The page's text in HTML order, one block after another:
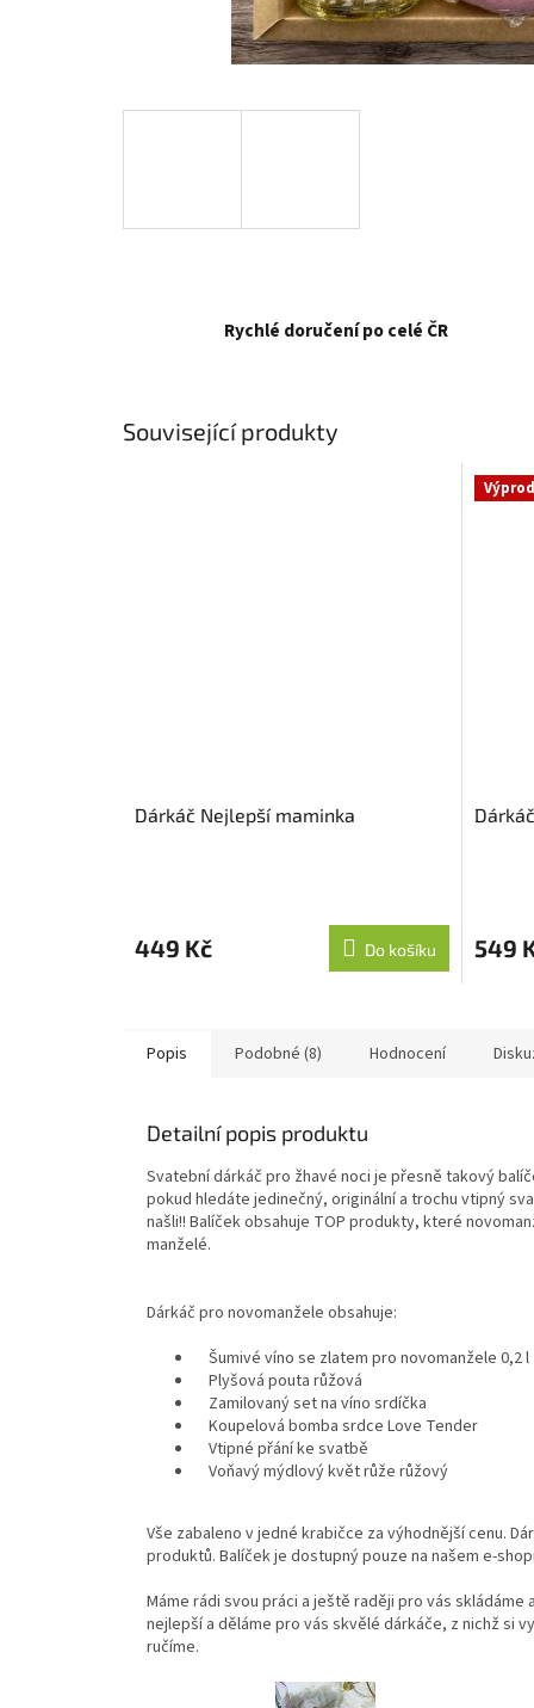
Rychlé doručení po celé ČR
Související produkty
Dárkáč Nejlepší maminka
449 Kč Do košíku 549
Popis Podobné (8) Hodnocení
Detailní popis produktu
Svatební dárkáč pro žhavé noci je přesně takový
pokud hledáte jedinečný, originální a trochu vtipný
našli!! Balíček obsahuje TOP produkty, které
manželé.
Dárkáč pro novomanžele obsahuje:
Šumivé víno se zlatem pro novomanžele 0,2 l
Plyšová pouta růžová
Zamilovaný set na víno srdíčka
Koupelová bomba srdce Love Tender
Vtipné přání ke svatbě
Voňavý mýdlový květ růže růžový
Vše zabaleno v jedné krabičce za výhodnější cenu.
produktů. Balíček je dostupný pouze na našem e-
Máme rádi svou práci a ještě raději pro vás
nejlepší a děláme pro vás skvělé dárkáče, z nichž si
ručíme.